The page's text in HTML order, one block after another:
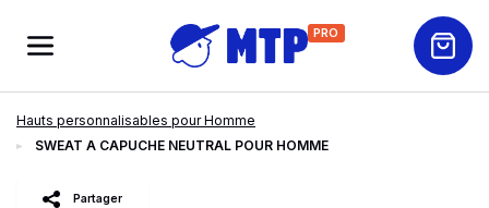
PRO
Hauts personnalisables pour Homme
SWEAT A CAPUCHE NEUTRAL POUR HOMME
Partager
slide1